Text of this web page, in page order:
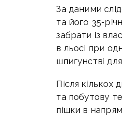
За даними
та його 35-
забрати із
в льосі при
шпигунстві
Після кількох
та побутову
пішки в